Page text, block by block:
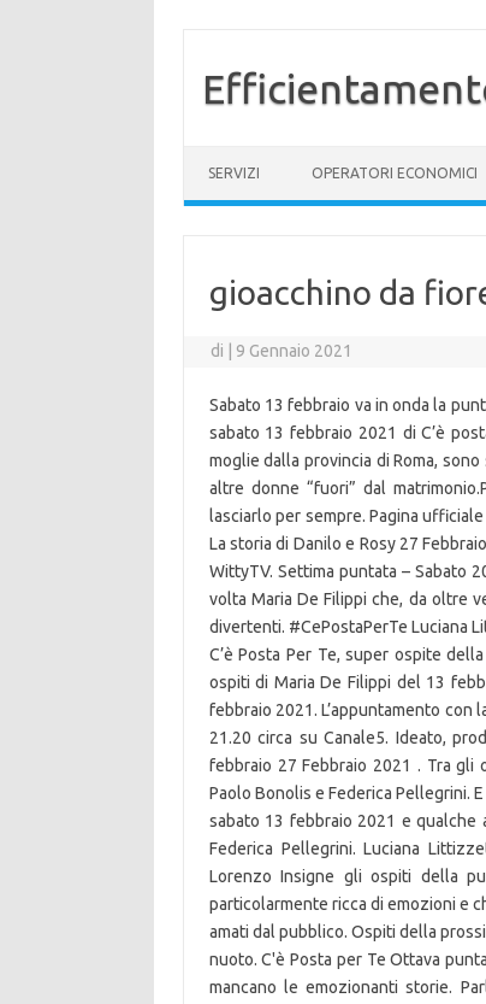
SERVIZI OPERATORI ECONOMICI
gioacchino da
di 9 Gennaio 2021
Sabato 13 febbraio va in onda la
sabato 13 febbraio 2021 di C’è
moglie dalla provincia di Roma,
altre donne “fuori” dal
lasciarlo per sempre. Pagina
La storia di Danilo e Rosy 27
WittyTV. Settima puntata – Sabato
volta Maria De Filippi che, da oltre
divertenti. #CePostaPerTe Luciana
C’è Posta Per Te, super ospite
ospiti di Maria De Filippi del 13
febbraio 2021. L’appuntamento con
21.20 circa su Canale5. Ideato,
febbraio 27 Febbraio 2021 . Tra gli
Paolo Bonolis e Federica Pellegrini.
sabato 13 febbraio 2021 e qualche
Federica Pellegrini. Luciana
Lorenzo Insigne gli ospiti della
particolarmente ricca di emozioni e
amati dal pubblico. Ospiti della
nuoto. C'è Posta per Te Ottava
mancano le emozionanti storie.